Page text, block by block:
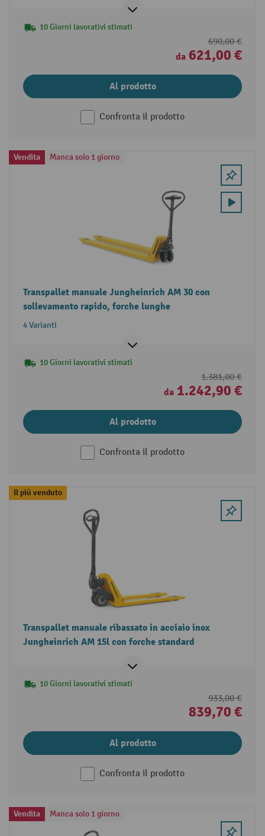
10 Giorni lavorativi stimati
690,00 €
da 621,00 €
Al prodotto
Confronta il prodotto
Vendita Manca solo 1 giorno
Transpallet manuale Jungheinrich AM 30 con
sollevamento rapido, forche lunghe
4 Varianti
10 Giorni lavorativi stimati
1.381,00 €
da 1.242,90 €
Al prodotto
Confronta il prodotto
Il più venduto
Transpallet manuale ribassato in acciaio inox
Jungheinrich AM 15l con forche standard
10 Giorni lavorativi stimati
933,00 €
839,70 €
Al prodotto
Confronta il prodotto
Vendita Manca solo 1 giorno